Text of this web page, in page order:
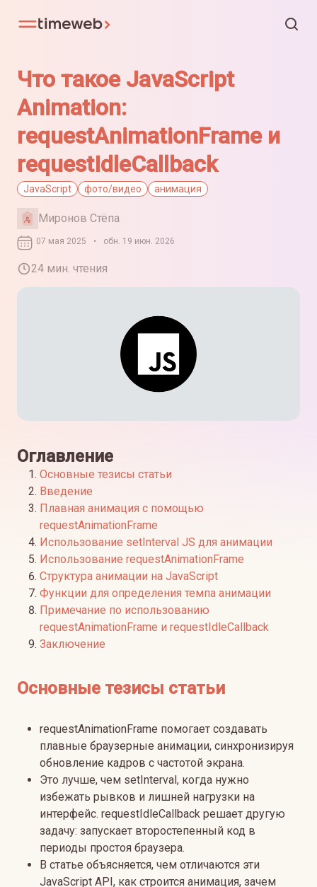
Что такое JavaScript
Animation:
requestAnimationFrame и
requestIdleCallback
JavaScript фото/видео анимация
Миронов Стёпа
07 мая 2025 • обн. 19 июн. 2026
24 мин. чтения
Оглавление
Основные тезисы статьи
Введение
Плавная анимация с помощью
requestAnimationFrame
Использование setInterval JS для анимации
Использование requestAnimationFrame
Структура анимации на JavaScript
Функции для определения темпа анимации
Примечание по использованию
requestAnimationFrame и requestIdleCallback
Заключение
Основные тезисы статьи
requestAnimationFrame помогает создавать
плавные браузерные анимации, синхронизируя
обновление кадров с частотой экрана.
Это лучше, чем setInterval, когда нужно
избежать рывков и лишней нагрузки на
интерфейс. requestIdleCallback решает другую
задачу: запускает второстепенный код в
периоды простоя браузера.
В статье объясняется, чем отличаются эти
JavaScript API, как строится анимация, зачем